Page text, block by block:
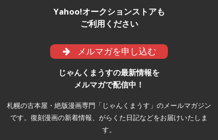
Yahoo!オークションストアも
ご利用ください
メルマガを申し込む
じゃんくまうすの最新情報を
メルマガで配信中！
札幌の古本屋・絶版漫画専門「じゃんくまうす」のメールマガジン
です。復刻漫画の新着情報、がらくた日記などをお届けいたしま
す。